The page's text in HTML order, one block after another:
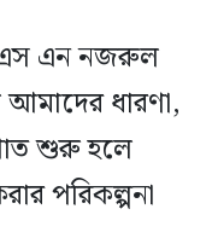
এস এন নজরুল
ধারণা,
শুরু হলে
পরিকল্পনা